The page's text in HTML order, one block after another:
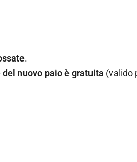
.
nuovo paio è gratuita (valido